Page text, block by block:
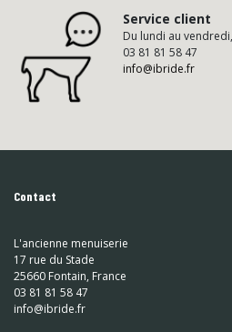
Service client
Du lundi au
03 81 81 58 47
info@ibride.fr
Contact
L'ancienne menuiserie
17 rue du Stade
25660 Fontain, France
03 81 81 58 47
info@ibride.fr